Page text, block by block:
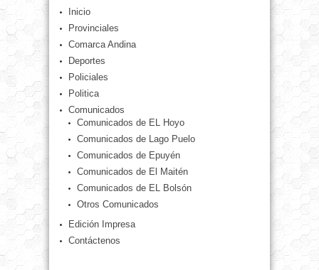
Inicio
Provinciales
Comarca Andina
Deportes
Policiales
Politica
Comunicados
Comunicados de EL Hoyo
Comunicados de Lago Puelo
Comunicados de Epuyén
Comunicados de El Maitén
Comunicados de EL Bolsón
Otros Comunicados
Edición Impresa
Contáctenos